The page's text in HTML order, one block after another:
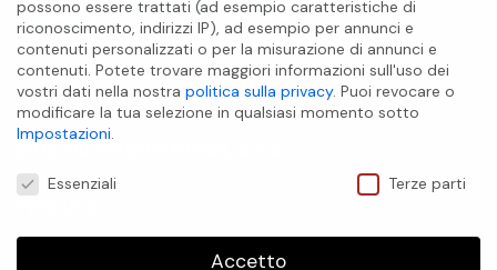
BIOCARE INTERNATIONAL S.A.S
possono essere trattati (ad esempio caratteristiche di
riconoscimento, indirizzi IP), ad esempio per annunci e
contenuti personalizzati o per la misurazione di annunci e
contenuti. Potete trovare maggiori informazioni sull'uso dei
vostri dati nella nostra politica sulla privacy. Puoi revocare o
modificare la tua selezione in qualsiasi momento sotto
Impostazioni.
Essenziali Terze parti
Accetto